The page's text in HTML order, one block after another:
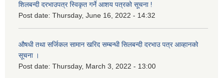
शिलबन्दी दरभाउपत्र स्विकृत गर्ने आशय पत्रको सूचना !
Post date: Thursday, June 16, 2022 - 14:32
औषधी तथा सर्जिकल सामान खरिद सम्बन्धी सिलबन्दी दरभाउ पत्र आव्हानको
सूचना ।
Post date: Thursday, March 3, 2022 - 13:00